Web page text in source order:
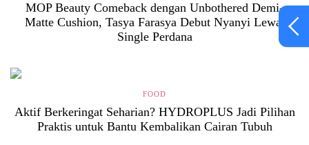
MOP Beauty Comeback dengan Unbothered Demi-
Matte Cushion, Tasya Farasya Debut Nyanyi Lewat
Single Perdana
FOOD
Aktif Berkeringat Seharian? HYDROPLUS Jadi Pilihan
Praktis untuk Bantu Kembalikan Cairan Tubuh